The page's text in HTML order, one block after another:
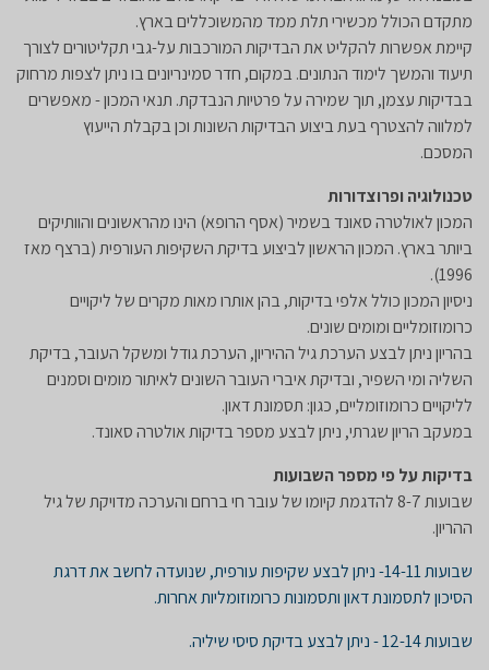
מתקדם הכולל מכשירי תלת ממד מהמשוכללים בארץ.
קיימת אפשרות להקליט את הבדיקות המורכבות על-גבי תקליטורים לצורך
תיעוד והמשך לימוד הנתונים. במקום, חדר סמינריונים בו ניתן לצפות מרחוק
בבדיקות עצמן, תוך שמירה על פרטיות הנבדקת. תנאי המכון - מאפשרים
למלווה להצטרף בעת ביצוע הבדיקות השונות וכן בקבלת הייעוץ
המסכם.
טכנולוגיה ופרוצדורות
המכון לאולטרה סאונד בשמיר (אסף הרופא) הינו מהראשונים והוותיקים
ביותר בארץ. המכון הראשון לביצוע בדיקת השקיפות העורפית (ברצף מאז
1996).
ניסיון המכון כולל אלפי בדיקות, בהן אותרו מאות מקרים של ליקויים
כרומוזומליים ומומים שונים.
בהריון ניתן לבצע הערכת גיל ההיריון, הערכת גודל ומשקל העובר, בדיקת
השליה ומי השפיר, ובדיקת איברי העובר השונים לאיתור מומים וסמנים
לליקויים כרומוזומליים, כגון: תסמונת דאון.
במעקב הריון שגרתי, ניתן לבצע מספר בדיקות אולטרה סאונד.
בדיקות על פי מספר השבועות
שבועות 8-7 להדגמת קיומו של עובר חי ברחם והערכה מדויקת של גיל
ההריון.
שבועות 14-11- ניתן לבצע שקיפות עורפית, שנועדה לחשב את דרגת
הסיכון לתסמונת דאון ותסמונות כרומוזומליות אחרות.
שבועות 12-14 - ניתן לבצע בדיקת סיסי שיליה.